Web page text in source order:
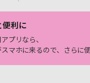
便利に
プリなら、
マホに来るので、さらに便